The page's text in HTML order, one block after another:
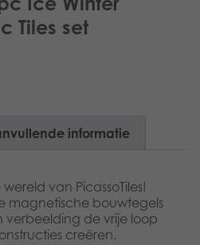
Tiles set
informatie
van PicassoTiles!
magnetische bouwtegels
verbeelding de vrije loop
creëren.